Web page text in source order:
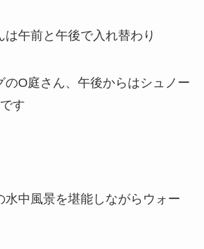
午前と午後で入れ替わり
のO庭さん、午後からはシュノー
す
水中風景を堪能しながらウォー